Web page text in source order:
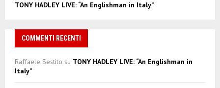
TONY HADLEY LIVE: “An Englishman in Italy”
COMMENTI RECENTI
Raffaele Sestito su TONY HADLEY LIVE: “An Englishman in
Italy”